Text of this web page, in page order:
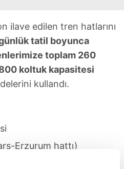
ilave edilen tren hatlarını
tatil boyunca
toplam 260
koltuk kapasitesi
kullandı.
Erzurum hattı)